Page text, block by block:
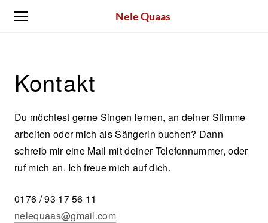
Nele Quaas
Kontakt
Du möchtest gerne Singen lernen, an deiner Stimme
arbeiten oder mich als Sängerin buchen? Dann
schreib mir eine Mail mit deiner Telefonnummer, oder
ruf mich an. Ich freue mich auf dich.
0176 / 93 17 56 11
nelequaas@gmail.com